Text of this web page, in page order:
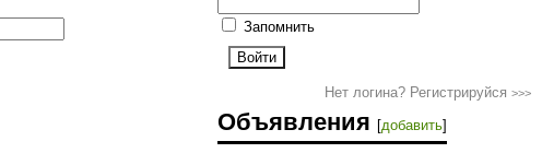
Запомнить
Нет логина? Регистрируйся >>>
Объявления [добавить]